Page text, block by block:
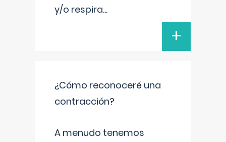
y/o respira...
+
¿Cómo reconoceré una
contracción?
A menudo tenemos